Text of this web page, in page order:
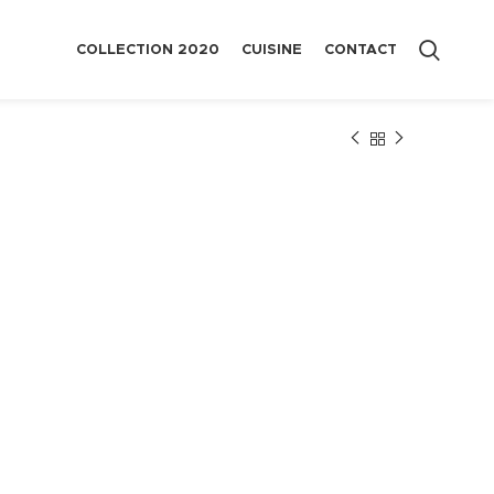
COLLECTION 2020 CUISINE CONTACT